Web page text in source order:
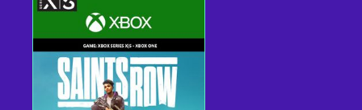
View offers